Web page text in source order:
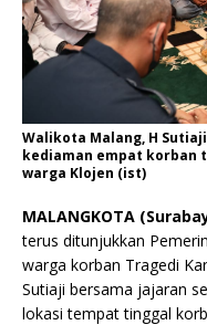
Walikota Malang, H
kediaman empat korban
warga Klojen (ist)
MALANGKOTA
terus ditunjukkan
warga korban Tragedi
Sutiaji bersama jajaran
lokasi tempat tinggal